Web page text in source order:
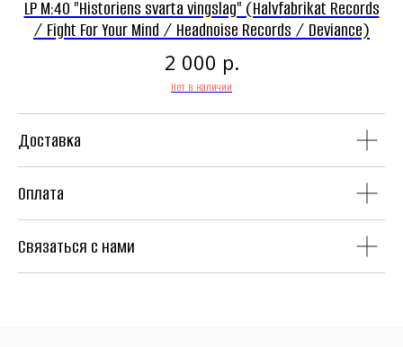
LP M:40 "Historiens svarta vingslag" (Halvfabrikat Records
/ Fight For Your Mind / Headnoise Records / Deviance)
2 000 р.
Нет в наличии
Доставка
Оплата
Связаться с нами
Мерч
Литература Second Hand